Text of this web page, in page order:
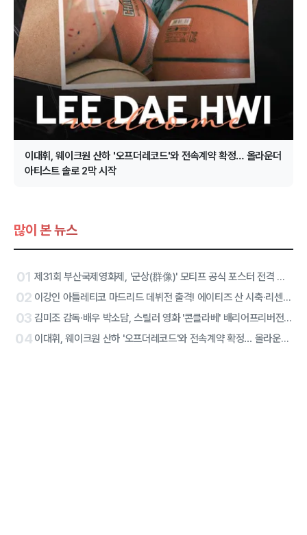
이대휘, 웨이크원 산하 '오프더레코드'와 전속계약 확정… 올라운더
아티스트 솔로 2막 시작
많이 본 뉴스
01 제31회 부산국제영화제, '군상(群像)' 모티프 공식 포스터 전격 공개
02 이강인 아틀레티코 마드리드 데뷔전 출격! 에이티즈 산 시축·리센느 하프타임 공연 확정
03 김미조 감독·배우 박소담, 스릴러 영화 '콘클라베' 배리어프리버전 합류
04 이대휘, 웨이크원 산하 '오프더레코드'와 전속계약 확정… 올라운더 아티스트 솔로 2막 시작